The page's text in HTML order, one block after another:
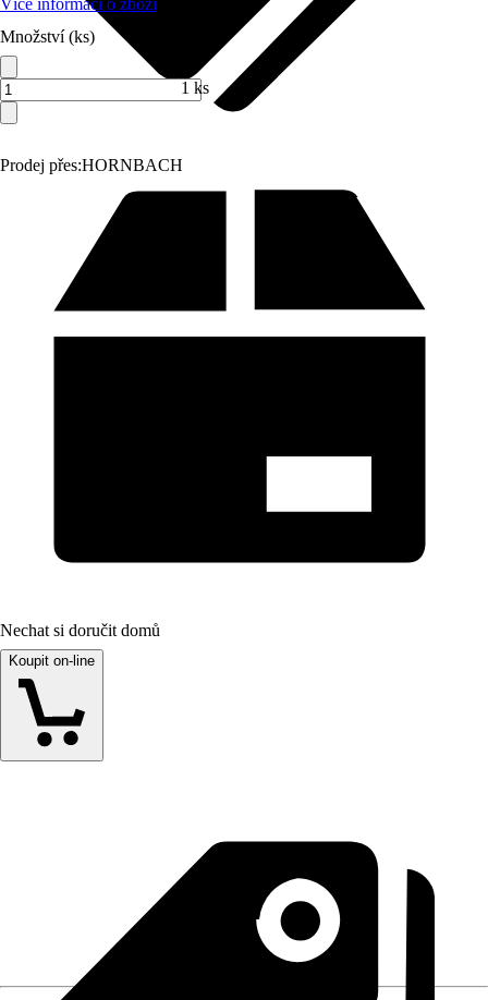
Prodej přes:HORNBACH
Více informací o zboží
Množství (ks)
1 ks
Nechat si doručit domů
Koupit on-line